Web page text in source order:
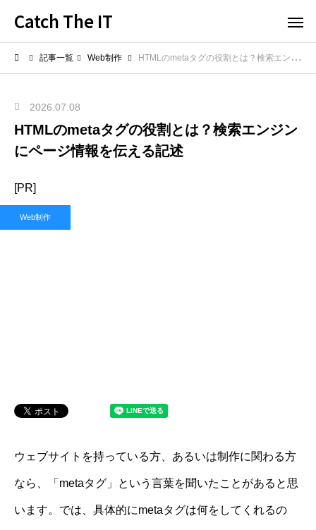
Catch The IT
記事一覧 Web制作 HTMLのmetaタグの役割とは？検索エンジンにページ情報を伝える記述
2026.07.08
HTMLのmetaタグの役割とは？検索エンジン
にページ情報を伝える記述
[PR]
Web制作
ウェブサイトを持っている方、あるいは制作に関わる方
なら、「metaタグ」という言葉を聞いたことがあると思
います。では、具体的にmetaタグは何をしてくれるの